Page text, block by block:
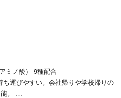
ミノ酸） 9種配合
ち運びやすい。会社帰りや学校帰りの
。